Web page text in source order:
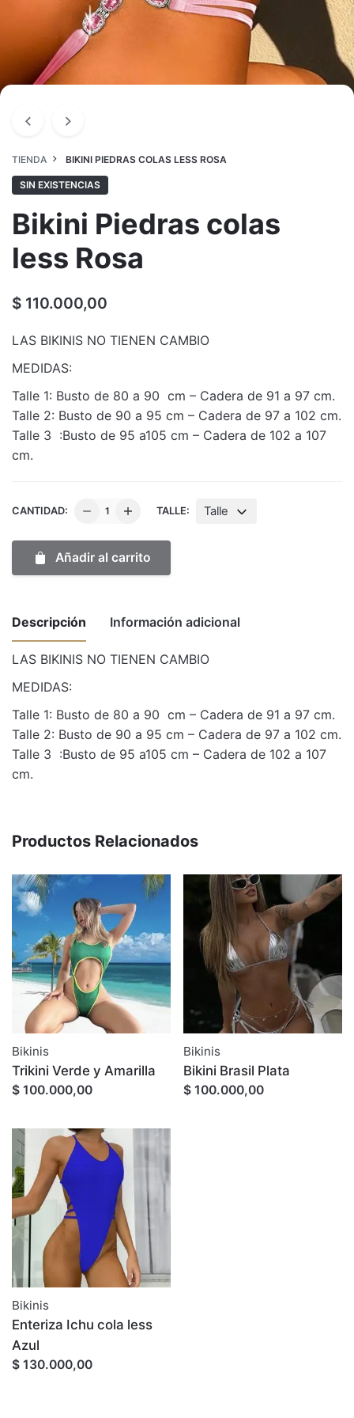
TIENDA BIKINI PIEDRAS COLAS LESS ROSA
SIN EXISTENCIAS
Bikini Piedras colas
less Rosa
$ 110.000,00
LAS BIKINIS NO TIENEN CAMBIO
MEDIDAS:
Talle 1: Busto de 80 a 90 cm – Cadera de 91 a 97 cm.
Talle 2: Busto de 90 a 95 cm – Cadera de 97 a 102 cm.
Talle 3 :Busto de 95 a105 cm – Cadera de 102 a 107
cm.
CANTIDAD:
Bikini
less
TALLE: Talle
Añadir al carrito
Descripción Información adicional
LAS BIKINIS NO TIENEN CAMBIO
MEDIDAS:
Talle 1: Busto de 80 a 90 cm – Cadera de 91 a 97 cm.
Talle 2: Busto de 90 a 95 cm – Cadera de 97 a 102 cm.
Talle 3 :Busto de 95 a105 cm – Cadera de 102 a 107
cm.
Weight
Dimensions 50 × 30 × 10 cm
Talle 1, 2, 3
Productos Relacionados
Bikinis
Trikini Verde y Amarilla
$ 100.000,00
Bikinis
Bikini Brasil Plata
$ 100.000,00
Bikinis
Enteriza Ichu cola less
Azul
$ 130.000,00